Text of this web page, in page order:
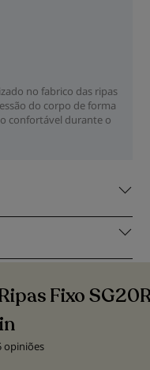
no fabrico das ripas
do corpo de forma
confortável durante o
Fixo
opiniões